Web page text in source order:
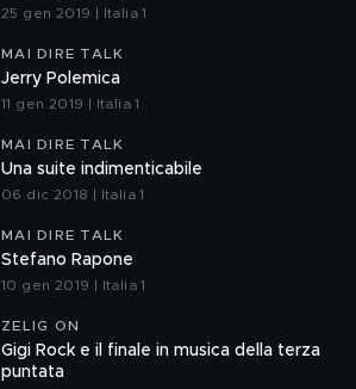
25 gen 2019 | Italia 1
MAI DIRE TALK
Jerry Polemica
11 gen 2019 | Italia 1
MAI DIRE TALK
Una suite indimenticabile
06 dic 2018 | Italia 1
MAI DIRE TALK
Stefano Rapone
10 gen 2019 | Italia 1
ZELIG ON
Gigi Rock e il finale in musica della terza
puntata